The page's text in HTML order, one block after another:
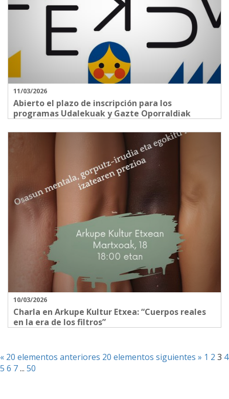
11/03/2026
Abierto el plazo de inscripción para los
programas Udalekuak y Gazte Oporraldiak
10/03/2026
Charla en Arkupe Kultur Etxea: “Cuerpos reales
en la era de los filtros”
« 20 elementos anteriores 20 elementos siguientes » 1 2 3 4
5 6 7... 50